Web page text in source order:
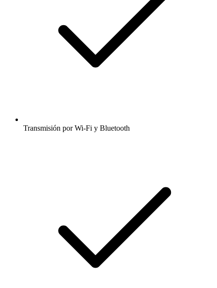
Transmisión por Wi-Fi y Bluetooth